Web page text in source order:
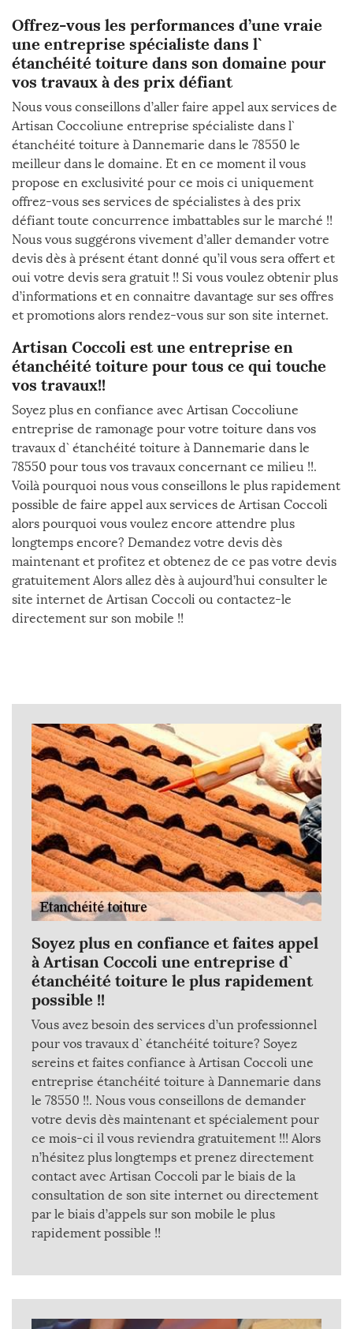
Offrez-vous les performances d’une vraie
une entreprise spécialiste dans l`
étanchéité toiture dans son domaine pour
vos travaux à des prix défiant
Nous vous conseillons d’aller faire appel aux services de
Artisan Coccoliune entreprise spécialiste dans l`
étanchéité toiture à Dannemarie dans le 78550 le
meilleur dans le domaine. Et en ce moment il vous
propose en exclusivité pour ce mois ci uniquement
offrez-vous ses services de spécialistes à des prix
défiant toute concurrence imbattables sur le marché !!
Nous vous suggérons vivement d’aller demander votre
devis dès à présent étant donné qu’il vous sera offert et
oui votre devis sera gratuit !! Si vous voulez obtenir plus
d’informations et en connaitre davantage sur ses offres
et promotions alors rendez-vous sur son site internet.
Artisan Coccoli est une entreprise en
étanchéité toiture pour tous ce qui touche
vos travaux!!
Soyez plus en confiance avec Artisan Coccoliune
entreprise de ramonage pour votre toiture dans vos
travaux d` étanchéité toiture à Dannemarie dans le
78550 pour tous vos travaux concernant ce milieu !!.
Voilà pourquoi nous vous conseillons le plus rapidement
possible de faire appel aux services de Artisan Coccoli
alors pourquoi vous voulez encore attendre plus
longtemps encore? Demandez votre devis dès
maintenant et profitez et obtenez de ce pas votre devis
gratuitement Alors allez dès à aujourd’hui consulter le
site internet de Artisan Coccoli ou contactez-le
directement sur son mobile !!
Soyez plus en confiance et faites appel
à Artisan Coccoli une entreprise d`
étanchéité toiture le plus rapidement
possible !!
Vous avez besoin des services d’un professionnel
pour vos travaux d` étanchéité toiture? Soyez
sereins et faites confiance à Artisan Coccoli une
entreprise étanchéité toiture à Dannemarie dans
le 78550 !!. Nous vous conseillons de demander
votre devis dès maintenant et spécialement pour
ce mois-ci il vous reviendra gratuitement !!! Alors
n’hésitez plus longtemps et prenez directement
contact avec Artisan Coccoli par le biais de la
consultation de son site internet ou directement
par le biais d’appels sur son mobile le plus
rapidement possible !!